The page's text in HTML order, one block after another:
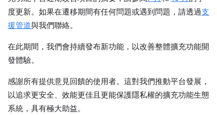
度更新。如果在遷移期間有任何問題或遇到問題，請透過支
援管道與我們聯絡。
在此期間，我們會持續發布新功能，以改善整體擴充功能開
發體驗。
感謝所有提供意見回饋的使用者。這對我們推動平台發展，
以追求更安全、效能更佳且更能保護隱私權的擴充功能生態
系統，具有極大助益。